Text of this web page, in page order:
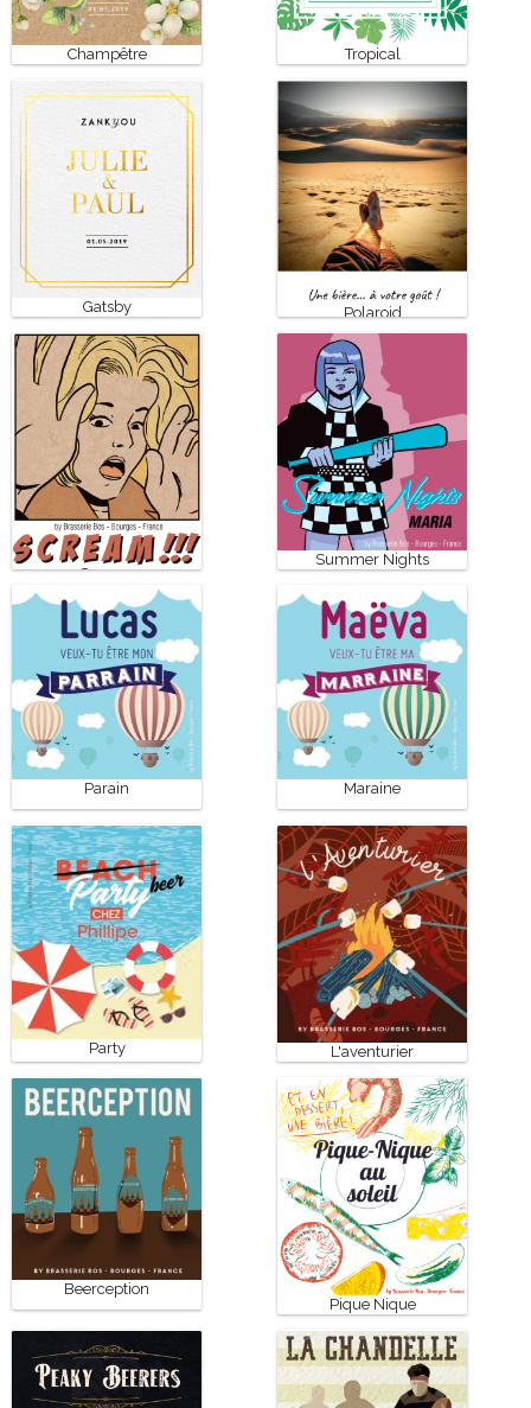
Champêtre Tropical
Gatsby Polaroid
Scream
Summer Nights
Parain Maraine
Party L'aventurier
Beerception
Pique Nique